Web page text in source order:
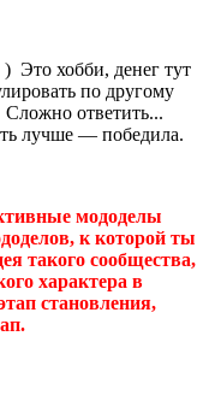
) Это хобби, денег тут
по другому
Сложно ответить...
лучше — победила.
мододелы
к которой ты
такого сообщества,
характера в
становления,